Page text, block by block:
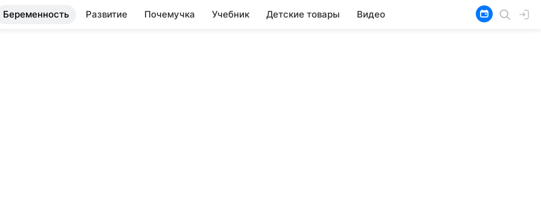
Беременность Развитие Почемучка Учебник Детские товары Видео